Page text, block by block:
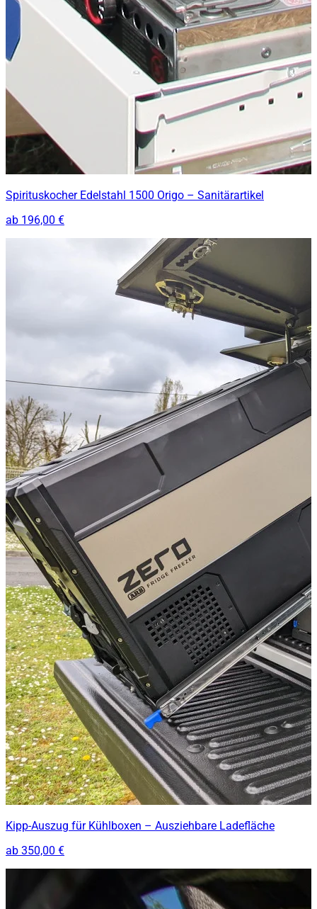
Spirituskocher Edelstahl 1500 Origo – Sanitärartikel
ab 196,00 €
Kipp-Auszug für Kühlboxen – Ausziehbare Ladefläche
ab 350,00 €